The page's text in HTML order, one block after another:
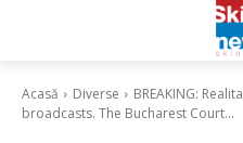
Acasă Diverse
BREAKING:
broadcasts. The Bucharest Court...